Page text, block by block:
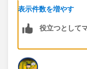
表示件数を増やす
役立つとして